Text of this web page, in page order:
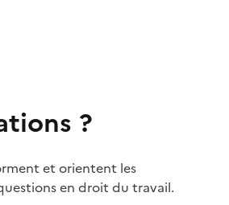
?
et orientent les
en droit du travail.